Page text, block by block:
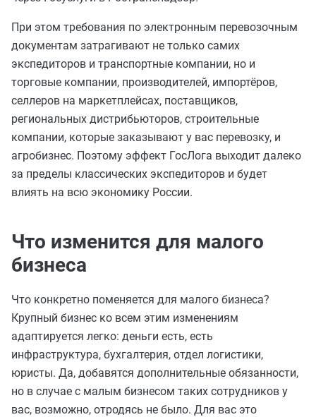
При этом требования по электронным перевозочным
документам затрагивают не только самих
экспедиторов и транспортные компании, но и
торговые компании, производителей, импортёров,
селлеров на маркетплейсах, поставщиков,
региональных дистрибьюторов, строительные
компании, которые заказывают у вас перевозку, и
агробизнес. Поэтому эффект ГосЛога выходит далеко
за пределы классических экспедиторов и будет
влиять на всю экономику России.
Что изменится для малого
бизнеса
Что конкретно поменяется для малого бизнеса?
Крупный бизнес ко всем этим изменениям
адаптируется легко: деньги есть, есть
инфраструктура, бухгалтерия, отдел логистики,
юристы. Да, добавятся дополнительные обязанности,
но в случае с малым бизнесом таких сотрудников у
вас, возможно, отродясь не было. Для вас это